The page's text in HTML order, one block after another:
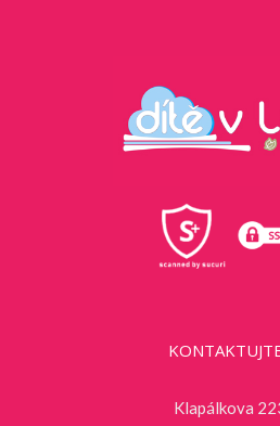
Klapálkova